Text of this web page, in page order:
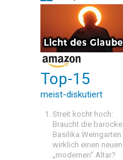
Top-15
meist-diskutiert
Streit kocht hoch:
Braucht die barocke
Basilika Weingarten
wirklich einen neuen
„modernen“ Altar?